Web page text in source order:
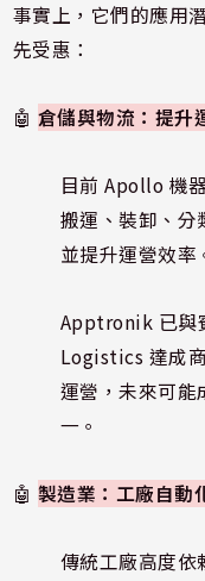
事實上，它們的應用
先受惠：
🤖 倉儲與物流：提升
目前 Apollo 機
搬運、裝卸、分
並提升運營效率
Apptronik 已與
Logistics 達成
運營，未來可能
一。
🤖 製造業：工廠自動
傳統工廠高度依